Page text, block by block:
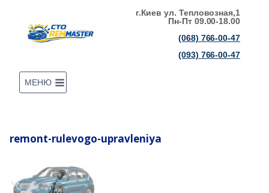
вмісту
г.Киев ул. Тепловозная,1
Пн-Пт 09.00-18.00
(068) 766-00-47
(093) 766-00-47
МЕНЮ
remont-rulevogo-upravleniya